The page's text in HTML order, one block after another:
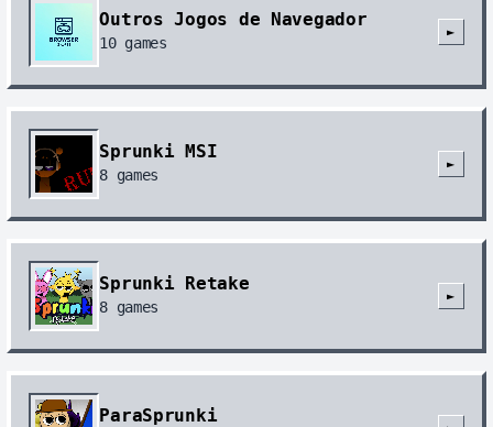
Outros Jogos de Navegador
10games
►
Sprunki MSI
8 games
►
Sprunki Retake
8 games
►
ParaSprunki